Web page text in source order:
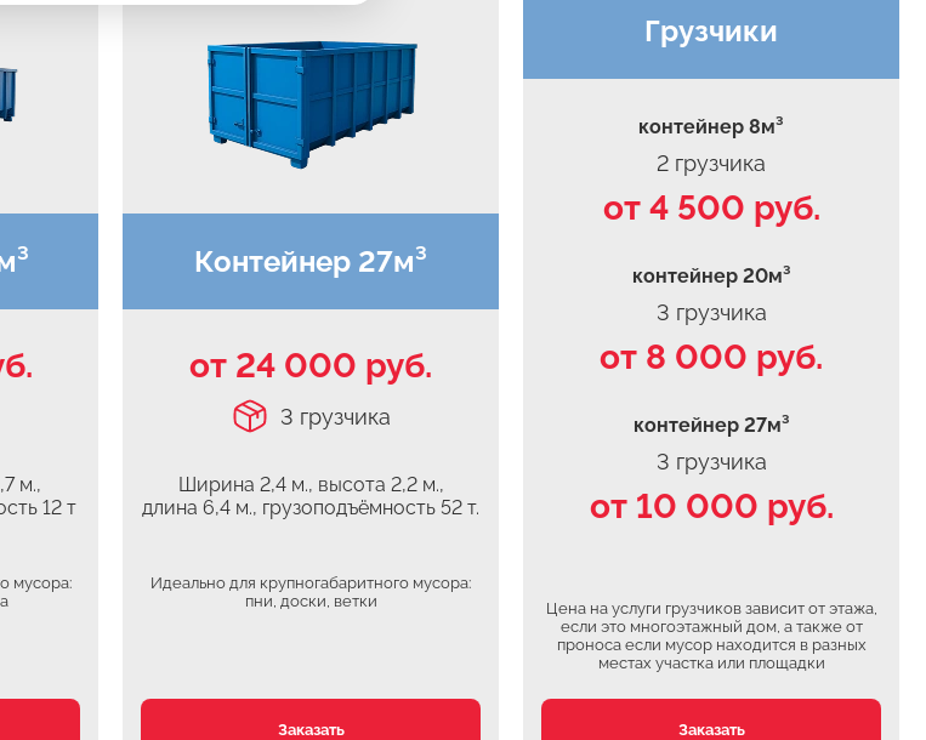
м.,
12 т
мусора:
Контейнер 27м³
от 24 000 руб.
3 грузчика
Ширина 2,4 м., высота 2,2 м.,
длина 6,4 м., грузоподъёмность 52 т.
Идеально для крупногабаритного мусора:
пни, доски, ветки
Заказать
Грузчики
контейнер 8м³
2 грузчика
от 4 500 руб.
контейнер 20м³
3 грузчика
от 8 000 руб.
контейнер 27м³
3 грузчика
от 10 000 руб.
Цена на услуги грузчиков зависит от этажа,
если это многоэтажный дом, а также от
проноса если мусор находится в разных
местах участка или площадки
Заказать